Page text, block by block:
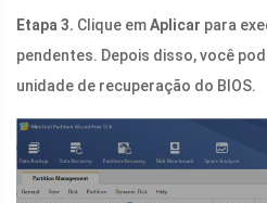
Etapa 3. Clique emAplicar para
pendentes. Depois disso, você
unidade de recuperação do BIOS.